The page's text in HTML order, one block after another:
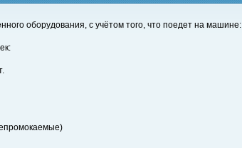
оборудования, с учётом того, что поедет на машине: